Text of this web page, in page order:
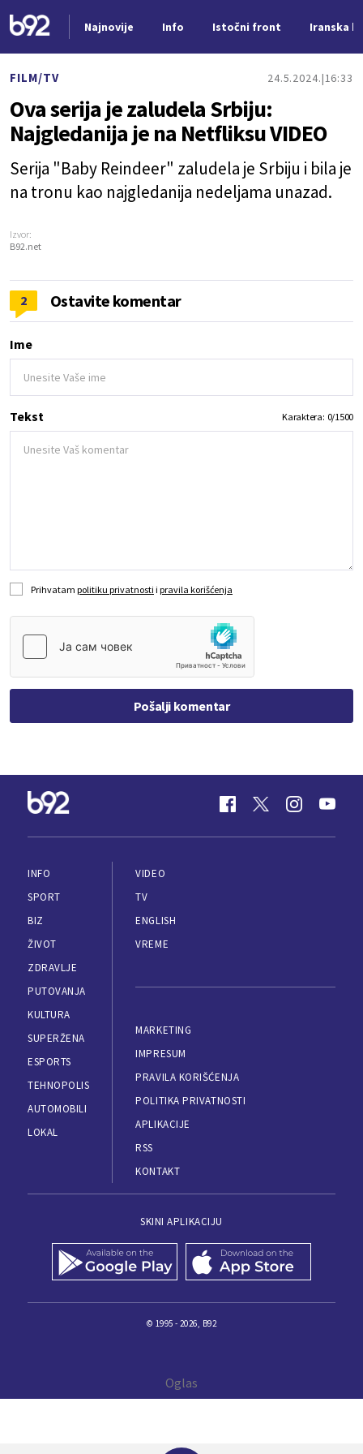
Najnovije Info Istočni front Iranska
FILM/TV 24.5.2024. 16:33
Ova serija je zaludela Srbiju:
Najgledanija je na Netfliksu VIDEO
Serija "Baby Reindeer" zaludela je Srbiju i bila je
na tronu kao najgledanija nedeljama unazad.
Izvor:
B92.net
2 Ostavite komentar
Ime
Tekst Karaktera: 0/1500
Prihvatam politiku privatnosti i pravila korišćenja
Pošalji komentar
INFO
SPORT
BIZ
ŽIVOT
ZDRAVLJE
PUTOVANJA
KULTURA
SUPERŽENA
ESPORTS
TEHNOPOLIS
AUTOMOBILI
LOKAL
VIDEO
TV
ENGLISH
VREME
MARKETING
IMPRESUM
PRAVILA KORIŠĆENJA
POLITIKA PRIVATNOSTI
APLIKACIJE
RSS
KONTAKT
SKINI APLIKACIJU
© 1995 - 2026, B92